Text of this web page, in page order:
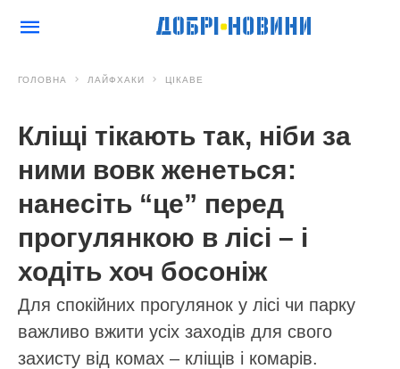
ГОЛОВНА ЛАЙФХАКИ ЦІКАВЕ
Кліщі тікають так, ніби за
ними вовк женеться:
нанесіть “це” перед
прогулянкою в лісі – і
ходіть хоч босоніж
Для спокійних прогулянок у лісі чи парку
важливо вжити усіх заходів для свого
захисту від комах – кліщів і комарів.